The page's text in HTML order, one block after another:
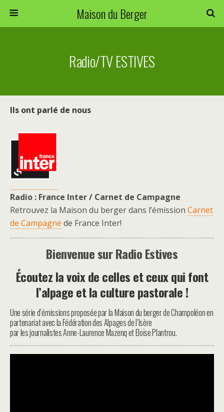
Maison du Berger
Radio/TV ESTIVES
Ils ont parlé de nous
Radio : France Inter / Carnet de Campagne
Retrouvez la Maison du berger dans l’émission Carnet
de Campagne de France Inter!
Bienvenue surRadioEstives
Écoutez la voix de celles et ceux qui font
l’alpage et la culture pastorale !
Une série d’émissions proposée par la Maison du berger de Champoléon en
partenariat avec la Fédération des Alpages de l’Isère
par les journalistes Anne-Laurence Mazenq et Eloïse Plantrou.